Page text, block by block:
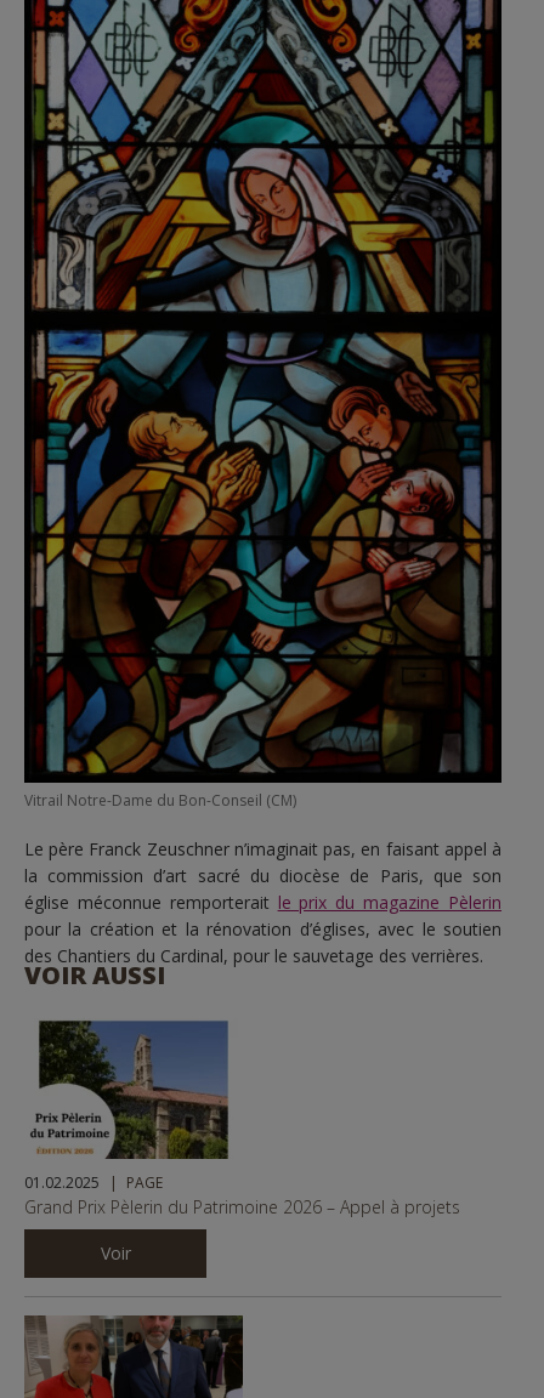
Vitrail Notre-Dame du Bon-Conseil (CM)
Le père Franck Zeuschner n’imaginait pas, en faisant appel à
la commission d’art sacré du diocèse de Paris, que son
église méconnue remporterait le prix du magazine Pèlerin
pour la création et la rénovation d’églises, avec le soutien
des Chantiers du Cardinal, pour le sauvetage des verrières.
VOIR AUSSI
01.02.2025 PAGE
Grand Prix Pèlerin du Patrimoine 2026 – Appel à projets
Voir